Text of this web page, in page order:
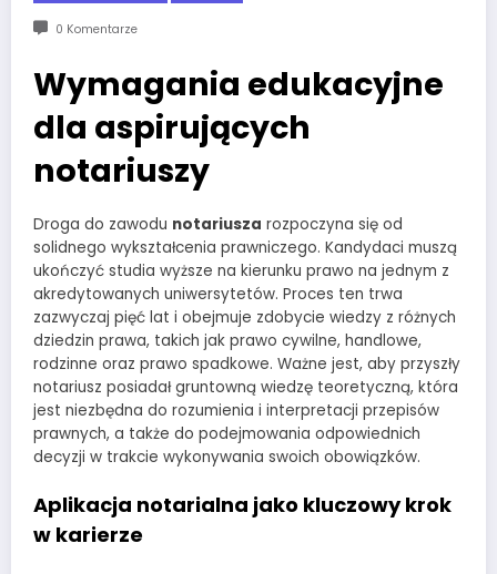
0 Komentarze
Wymagania edukacyjne
dla aspirujących
notariuszy
Droga do zawodu notariusza rozpoczyna się od
solidnego wykształcenia prawniczego. Kandydaci muszą
ukończyć studia wyższe na kierunku prawo na jednym z
akredytowanych uniwersytetów. Proces ten trwa
zazwyczaj pięć lat i obejmuje zdobycie wiedzy z różnych
dziedzin prawa, takich jak prawo cywilne, handlowe,
rodzinne oraz prawo spadkowe. Ważne jest, aby przyszły
notariusz posiadał gruntowną wiedzę teoretyczną, która
jest niezbędna do rozumienia i interpretacji przepisów
prawnych, a także do podejmowania odpowiednich
decyzji w trakcie wykonywania swoich obowiązków.
Aplikacja notarialna jako kluczowy krok
w karierze